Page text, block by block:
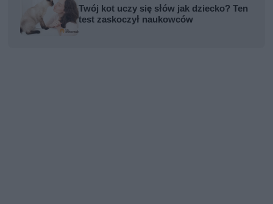
Twój kot uczy się słów jak dziecko? Ten
test zaskoczył naukowców